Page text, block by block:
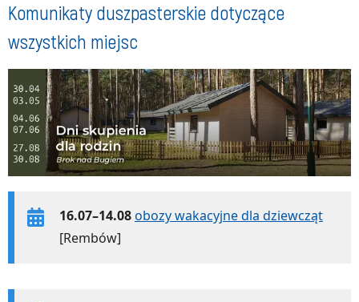
Komunikaty duszpasterskie dotyczące
wszystkich miejsc
16.07–14.08obozy wakacyjne dla dziewcząt
[Rembów]